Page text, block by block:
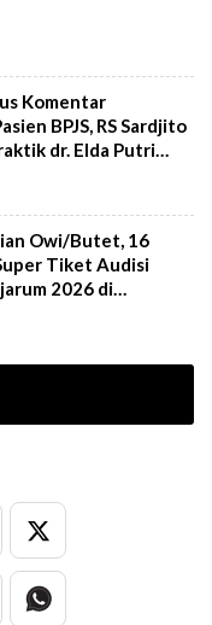
Komentar
BPJS, RS Sardjito
dr. Elda Putri
Owi/Butet, 16
Tiket Audisi
2026 di